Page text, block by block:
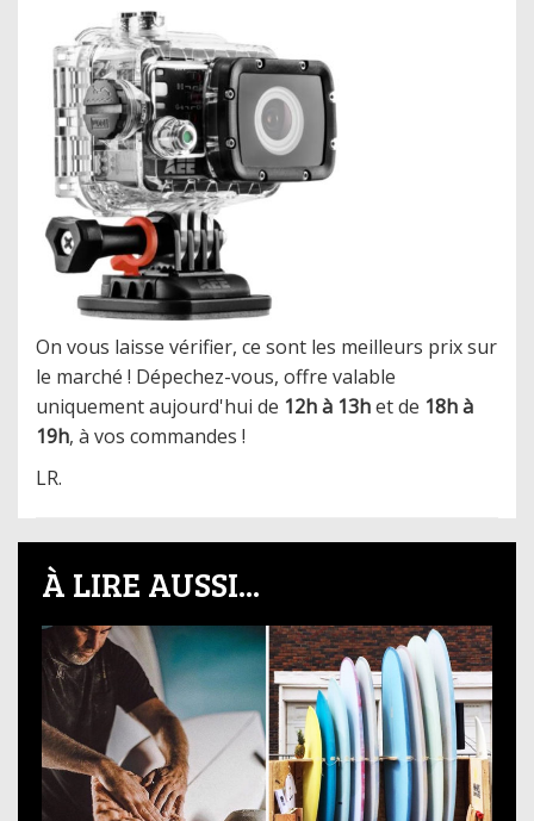
On vous laisse vérifier, ce sont les meilleurs prix sur
le marché ! Dépechez-vous, offre valable
uniquement aujourd'hui de 12h à 13het de 18h à
19h, à vos commandes !
​LR.
À LIRE AUSSI...